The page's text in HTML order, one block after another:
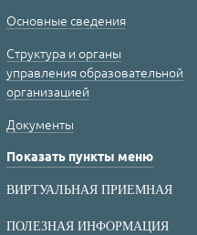
Основные сведения
Структура и органы
управления образовательной
организацией
Документы
Показать пункты меню
ВИРТУАЛЬНАЯ ПРИЕМНАЯ
ПОЛЕЗНАЯ ИНФОРМАЦИЯ